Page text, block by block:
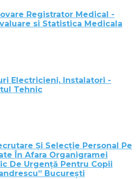
Registrator Medical -
si Statistica Medicala
Electricieni, Instalatori -
Tehnic
Și Selecție Personal Pe
În Afara Organigramei
De Urgență Pentru Copii
Bucureşti